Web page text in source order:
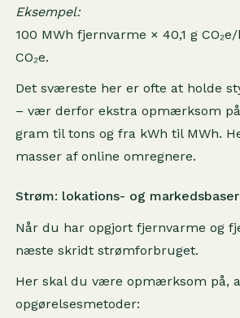
Eksempel:
100 MWh fjernvarme × 40,1 g
CO₂e.
Det sværeste her er ofte at holde
– vær derfor ekstra opmærksom
gram til tons og fra kWh til MWh.
masser af online omregnere.
Strøm: lokations- og
Når du har opgjort fjernvarme og
næste skridt strømforbruget.
Her skal du være opmærksom på,
opgørelsesmetoder: